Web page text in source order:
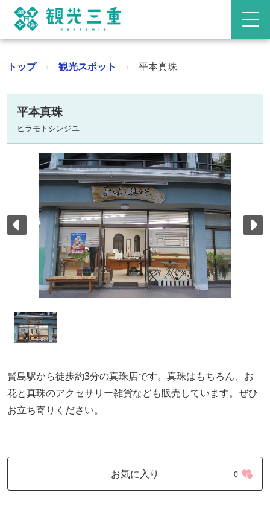
トップ › 観光スポット › 平本真珠
平本真珠
ヒラモトシンジユ
賢島駅から徒歩約3分の真珠店です。真珠はもちろん、お
花と真珠のアクセサリー雑貨なども販売しています。ぜひ
お立ち寄りください。
お気に入り 0